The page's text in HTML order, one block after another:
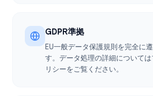
GDPR準拠
EU一般データ保護規則を完全に
す。データ処理の詳細について
リシーをご覧ください。